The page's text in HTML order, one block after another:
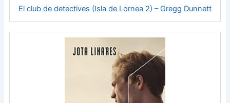
El club de detectives (Isla de Lornea 2) – Gregg Dunnett